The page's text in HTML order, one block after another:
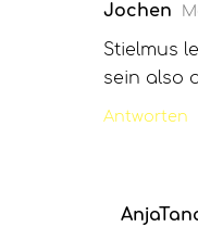
Jochen
Stielmus
sein also
Antworten